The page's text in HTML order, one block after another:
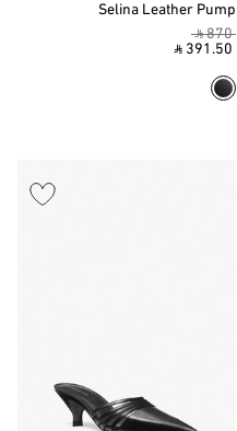
Selina Leather Pump
‎ ⃁ 870 ‎
‎ ⃁ 391.50 ‎